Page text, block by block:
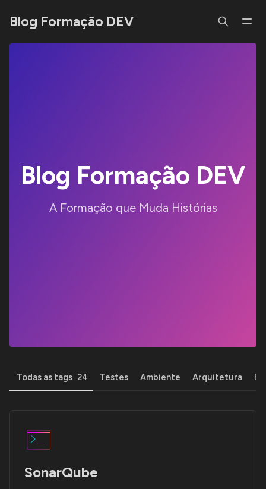
Blog Formação DEV
Blog Formação DEV
A Formação que Muda Histórias
Todas as tags 24 Testes Ambiente Arquitetura
SonarQube